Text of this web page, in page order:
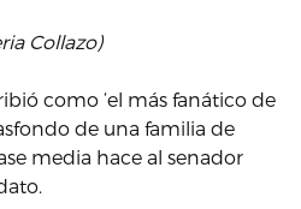
Collazo)
como ‘el más fanático de
de una familia de
media hace al senador